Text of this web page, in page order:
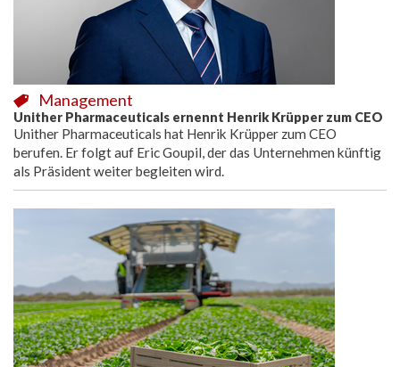
Unither Pharmaceuticals ernennt Henrik Krüpper zum CEO
Management
Unither Pharmaceuticals hat Henrik Krüpper zum CEO
berufen. Er folgt auf Eric Goupil, der das Unternehmen künftig
als Präsident weiter begleiten wird.